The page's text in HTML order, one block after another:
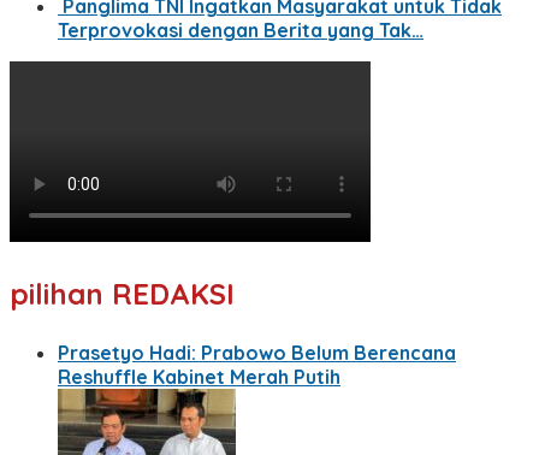
Panglima TNI Ingatkan Masyarakat untuk Tidak
Terprovokasi dengan Berita yang Tak…
pilihan REDAKSI
Prasetyo Hadi: Prabowo Belum Berencana
Reshuffle Kabinet Merah Putih